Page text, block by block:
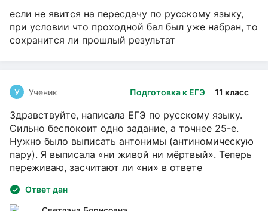
если не явится на пересдачу по русскому языку,
при условии что проходной бал был уже набран, то
сохранится ли прошлый результат
Подготовка к ЕГЭ 11 класс
У Ученик
Здравствуйте, написала ЕГЭ по русскому языку.
Сильно беспокоит одно задание, а точнее 25-е.
Нужно было выписать антонимы (антиномическую
пару). Я выписала «ни живой ни мёртвый». Теперь
переживаю, засчитают ли «ни» в ответе
Ответ дан